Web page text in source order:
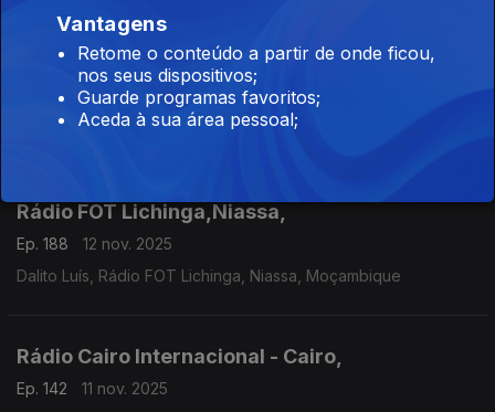
Rádio FOT Lichinga,Niassa,
Ep. 188
12 nov. 2025
Dalito Luís, Rádio FOT Lichinga, Niassa, Moçambique
Rádio FOT Lichinga,Niassa,
Ep. 188
12 nov. 2025
Dalito Luís, Rádio FOT Lichinga, Niassa, Moçambique
Rádio Cairo Internacional - Cairo,
Ep. 142
11 nov. 2025
Vantagens
Retome o conteúdo a partir de onde ficou,
nos seus dispositivos;
Guarde programas favoritos;
Aceda à sua área pessoal;